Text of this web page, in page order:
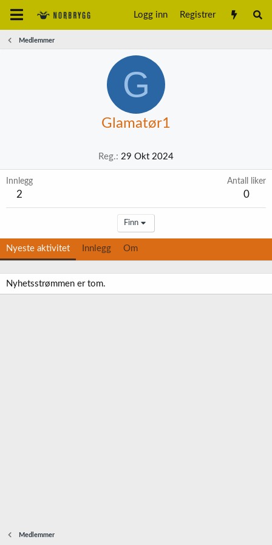
Logg inn Registrer
Medlemmer
G
Glamatør1
Reg. 29 Okt 2024
Innlegg
2
Antall liker
0
Finn
Nyeste aktivitet Innlegg Om
Nyhetsstrømmen er tom.
Medlemmer